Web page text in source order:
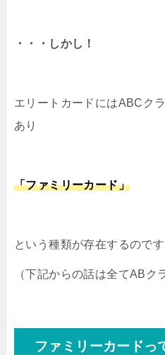
・・・しかし！
エリートカードにはABCク
あり
「ファミリーカード」
という種類が存在するのです
（下記からの話は全てABク
ファミリーカードっ